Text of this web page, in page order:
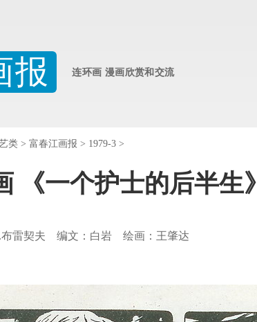
报 连环画 漫画欣赏和交流
类 > 富春江画报 > 1979-3 >
《一个护士的后半生》
布雷契夫 编文：白岩 绘画：王肇达